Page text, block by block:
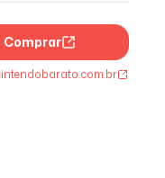
Comprar